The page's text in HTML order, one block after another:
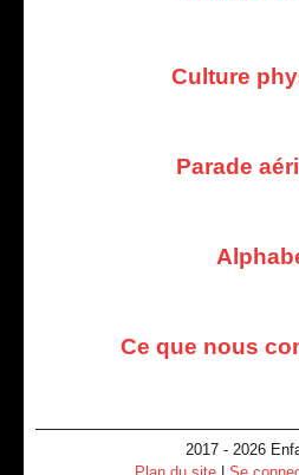
Culture
Parade
Ce que nous
2017 - 2026